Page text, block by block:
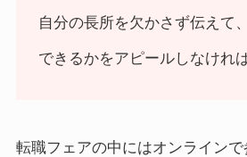
自分の長所を欠かさず伝えて
できるかをアピールしなけれ
転職フェアの中にはオンライン